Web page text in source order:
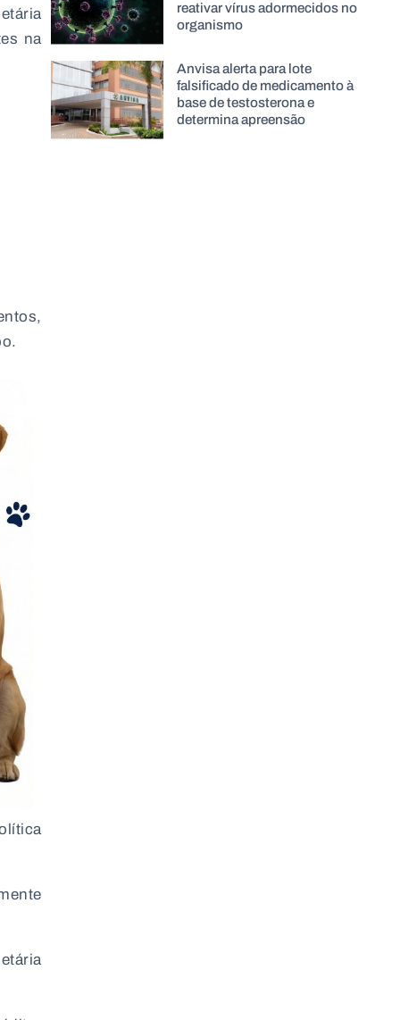
na
reativar vírus adormecidos no
organismo
Anvisa alerta para lote
falsificado de medicamento à
base de testosterona e
determina apreensão